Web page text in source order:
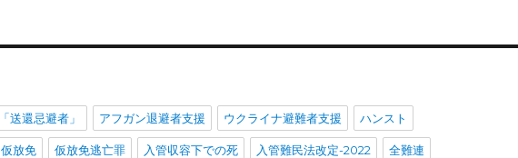
「送還忌避者」 アフガン退避者支援 ウクライナ避難者支援 ハンスト
仮放免 仮放免逃亡罪 入管収容下での死 入管難民法改定-2022 全難連